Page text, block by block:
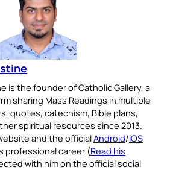
is the founder of Catholic Gallery, a
sharing Mass Readings in multiple
quotes, catechism, Bible plans,
spiritual resources since 2013.
and the officialAndroid/iOS
professional career (Read his
with him on the official social